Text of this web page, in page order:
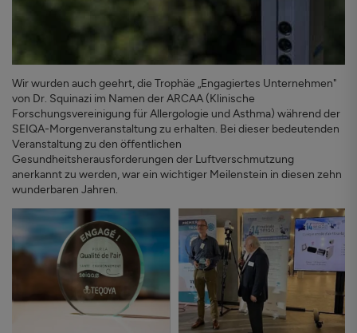
Wir wurden auch geehrt, die Trophäe „Engagiertes Unternehmen"
von Dr. Squinazi im Namen der ARCAA (Klinische
Forschungsvereinigung für Allergologie und Asthma) während der
SEIQA-Morgenveranstaltung zu erhalten. Bei dieser bedeutenden
Veranstaltung zu den öffentlichen
Gesundheitsherausforderungen der Luftverschmutzung
anerkannt zu werden, war ein wichtiger Meilenstein in diesen zehn
wunderbaren Jahren.